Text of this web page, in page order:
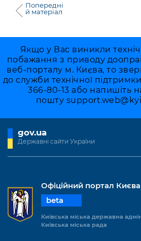
Попередні
й матеріал
Якщо у Вас виникли
побажання з приводу
веб-порталу м. Києва, то
до служби технічної
366-80-13 або напишіть
пошту
gov.ua
Державні сайти України
Офіційний портал Києва
beta
Київська міська державна
Київська міська рада